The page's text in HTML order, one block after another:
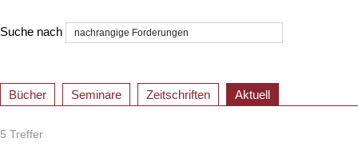
Suche nach
Bücher Seminare Zeitschriften Aktuell
5 Treffer